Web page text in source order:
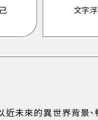
文字
近未來的異世界背景